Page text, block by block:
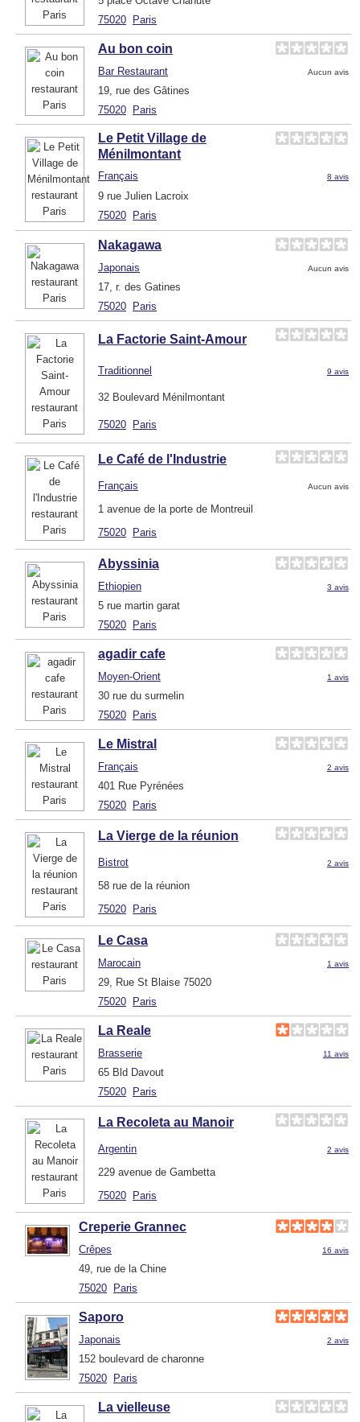
75020
Paris
Au bon coin
Bar Restaurant Aucun avis
19, rue des Gâtines
75020
Paris
Le Petit Village de
Ménilmontant
Français 8 avis
9 rue Julien Lacroix
75020
Paris
Nakagawa
Japonais Aucun avis
17, r. des Gatines
75020
Paris
La Factorie Saint-Amour
Traditionnel 9 avis
32 Boulevard Ménilmontant
75020 Paris
Le Café de l'Industrie
Français Aucun avis
1 avenue de la porte de Montreuil
75020
Paris
Abyssinia
Ethiopien 3 avis
5 rue martin garat
75020
Paris
agadir cafe
Moyen-Orient 1 avis
30 rue du surmelin
75020
Paris
Le Mistral
Français 2 avis
401 Rue Pyrénées
75020
Paris
La Vierge de la réunion
Bistrot 2 avis
58 rue de la réunion
75020
Paris
Le Casa
Marocain 1 avis
29, Rue St Blaise 75020
75020
Paris
La Reale
Brasserie 11 avis
65 Bld Davout
75020
Paris
La Recoleta au Manoir
Argentin 2 avis
229 avenue de Gambetta
75020
Paris
Creperie Grannec
Crêpes 16 avis
49, rue de la Chine
75020
Paris
Saporo
Japonais 2 avis
152 boulevard de charonne
75020
Paris
La vielleuse